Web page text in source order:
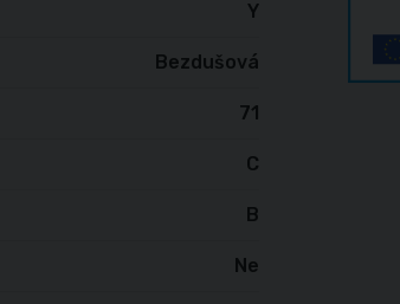
Y
Bezdušová
71
C
B
Ne